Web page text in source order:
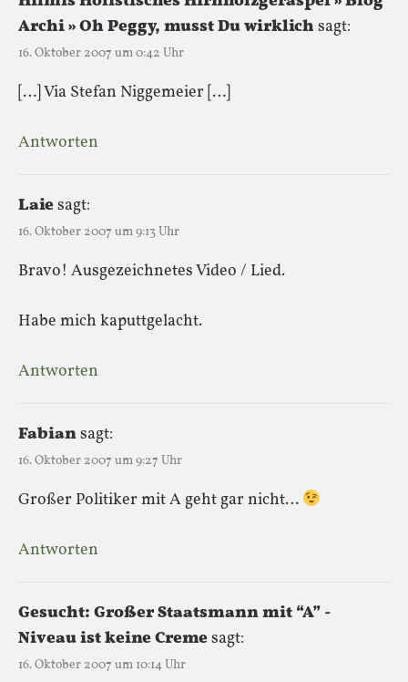
Archi » Oh Peggy, musst Du wirklich sagt:
16. Oktober 2007 um 0:42 Uhr
[…] Via Stefan Niggemeier […]
Antworten
Laiesagt:
16. Oktober 2007 um 9:13 Uhr
Bravo! Ausgezeichnetes Video / Lied.
Habe mich kaputtgelacht.
Antworten
Fabiansagt:
16. Oktober 2007 um 9:27 Uhr
Großer Politiker mit A geht gar nicht…
Antworten
Gesucht: Großer Staatsmann mit “A” -
Niveau ist keine Cremesagt:
16. Oktober 2007 um 10:14 Uhr